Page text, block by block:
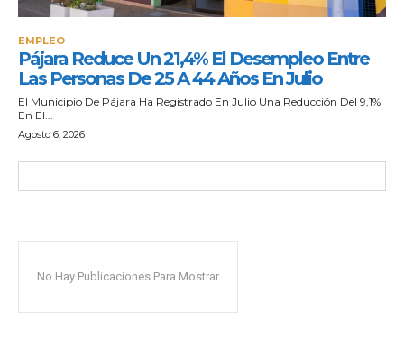
EMPLEO
Pájara Reduce Un 21,4% El Desempleo Entre
Las Personas De 25 A 44 Años En Julio
El Municipio De Pájara Ha Registrado En Julio Una Reducción Del 9,1%
En El...
Agosto 6, 2026
No Hay Publicaciones Para Mostrar